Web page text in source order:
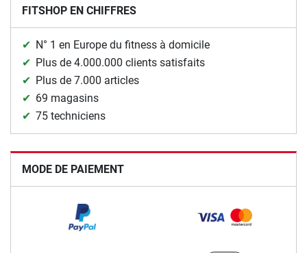
FITSHOP EN CHIFFRES
N° 1 en Europe du fitness à domicile
Plus de 4.000.000 clients satisfaits
Plus de 7.000 articles
69 magasins
75 techniciens
MODE DE PAIEMENT